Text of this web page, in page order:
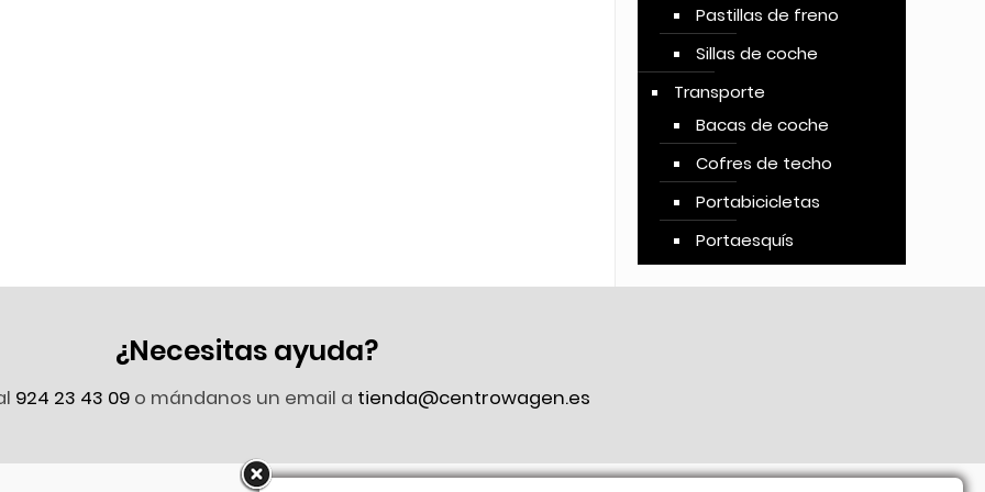
Pastillas de freno
Sillas de coche
Transporte
Bacas de coche
Cofres de techo
Portabicicletas
Portaesquís
¿Necesitas ayuda?
924 23 43 09 o mándanos un email a tienda@centrowagen.es